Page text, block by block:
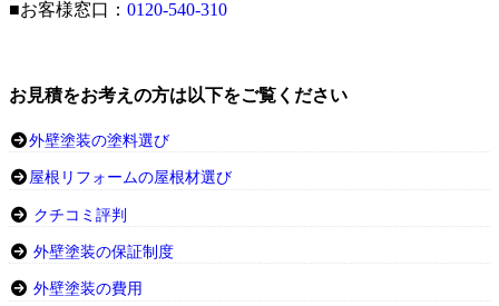
■お客様窓口： 0120-540-310
お見積をお考えの方は以下をご覧ください
外壁塗装の塗料選び
屋根リフォームの屋根材選び
クチコミ評判
外壁塗装の保証制度
外壁塗装の費用